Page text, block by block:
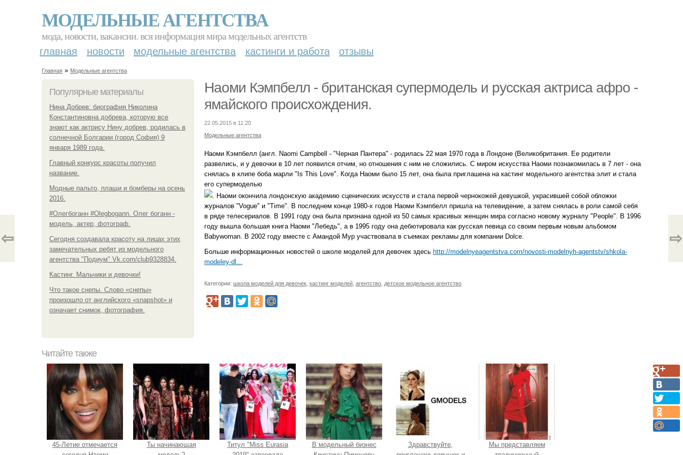
МОДЕЛЬНЫЕ АГЕНТСТВА
мода, новости, вакансии. вся информация мира модельных агентств
главная новости модельные агентства кастинги и работа отзывы
Главная » Модельные агентства
Популярные материалы
Нина Добрев: биография Николина
Константиновна добрева, которую все
знают как актрису Нину добрев, родилась в
солнечной Болгарии (город София) 9
января 1989 года.
Главный конкурс красоты получил
название.
Модные пальто, плащи и бомберы на осень
2016.
#Олегбоганн #Olegbogann. Олег боганн -
модель, актер, фотограф.
Сегодня создавала красоту на лицах этих
замечательных ребят из модельного
агентства "Подиум" Vk.com/club9328834.
Кастинг. Мальчики и девочки!
Что такое снепы. Слово «снепы»
произошло от английского «snapshot» и
означает снимок, фотография.
Наоми Кэмпбелл - британская супермодель и русская актриса афро -
ямайского происхождения.
22.05.2015 в 11:20
Модельные агентства
Наоми Кэмпбелл (англ. Naomi Campbell - "Черная Пантера" - родилась 22 мая 1970 года в Лондоне (Великобритания. Ее родители
развелись, и у девочки в 10 лет появился отчим, но отношения с ним не сложились. С миром искусства Наоми познакомилась в 7 лет - она
снялась в клипе боба марли "Is This Love". Когда Наоми было 15 лет, она была приглашена на кастинг модельного агентства элит и стала
его супермоделью
. Наоми окончила лондонскую академию сценических искусств и стала первой чернокожей девушкой, украсившей собой обложки
журналов "Vogue" и "Time". В последнем конце 1980-х годов Наоми Кэмпбелл пришла на телевидение, а затем снялась в роли самой себя
в ряде телесериалов. В 1991 году она была признана одной из 50 самых красивых женщин мира согласно новому журналу "People". В 1996
году вышла большая книга Наоми "Лебедь", а в 1995 году она дебютировала как русская певица со своим первым новым альбомом
Babywoman. В 2002 году вместе с Амандой Мур участвовала в съемках рекламы для компании Dolce.
Больше информационных новостей о школе моделей для девочек здесь http://modelnyeagentstva.com/novosti-modelnyh-agentstv/shkola-
modeley-dl...
Категории: школа моделей для девочек кастинг моделей агентство детское модельное агентство
⇦ ⇨
Читайте также
45-Летие отмечается
Ты начинающая
Титул "Miss Eurasia
В модельный бизнес
Здравствуйте,
Мы представляем